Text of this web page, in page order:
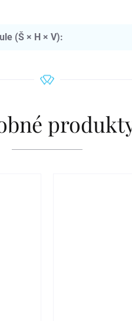
(Š × H × V):